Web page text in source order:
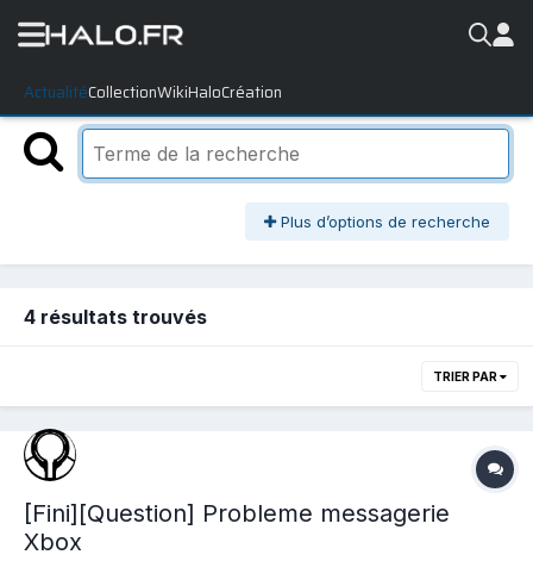
ActualitéCollectionWikiHaloCréation
Plus d’options de recherche
4 résultats trouvés
TRIER PAR
[Fini][Question] Probleme messagerie
Xbox